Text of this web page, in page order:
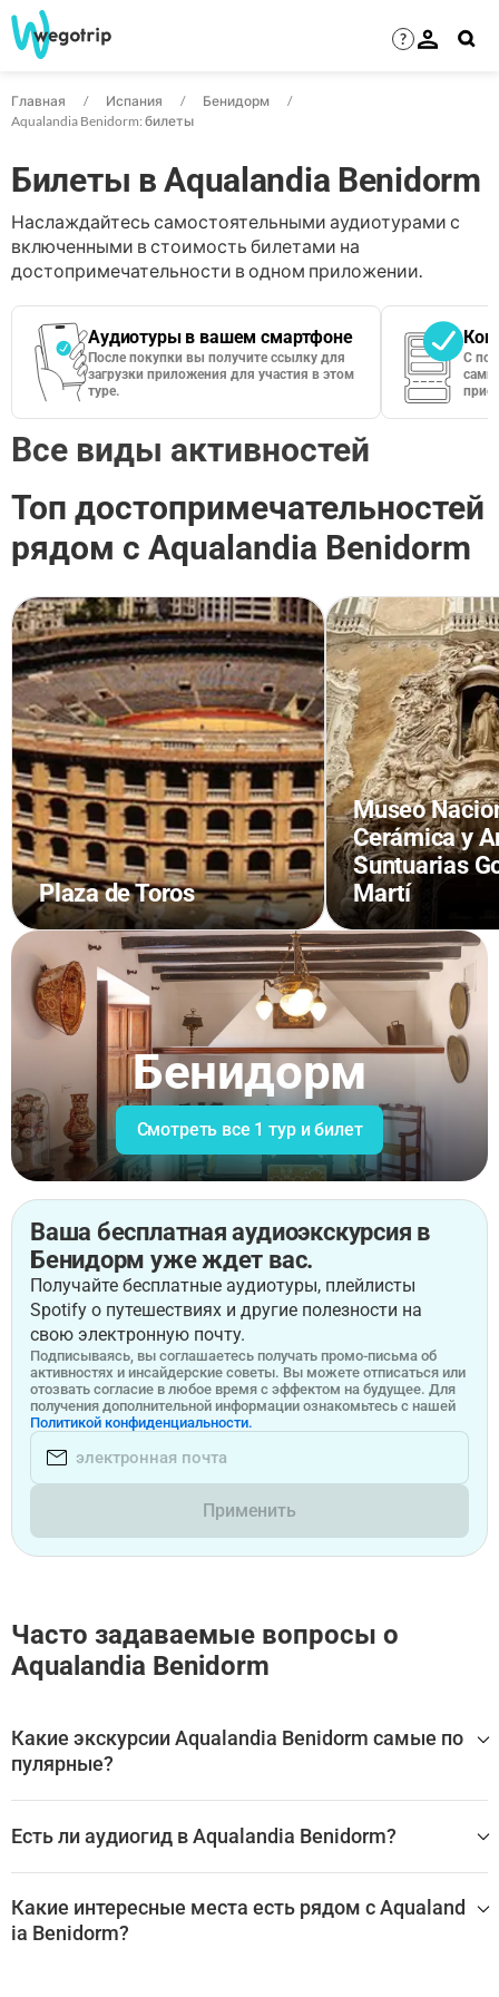
?
Главная Испания
Бенидорм
Aqualandia Benidorm: билеты
Билеты в Aqualandia Benidorm
Наслаждайтесь самостоятельными аудиотурами с
включенными в стоимость билетами на
достопримечательности в одном приложении.
Аудиотуры в вашем смартфоне
После покупки вы получите ссылку для
загрузки приложения для участия в этом
туре.
С
сами
Все виды активностей
Топ достопримечательностей
рядом с Aqualandia Benidorm
Plaza de Toros
Museo
Cerámica y
Suntuarias
Martí
Бенидорм
Смотреть все 1 тур и билет
Ваша бесплатная аудиоэкскурсия в
Бенидорм уже ждет вас.
Получайте бесплатные аудиотуры, плейлисты
Spotify о путешествиях и другие полезности на
свою электронную почту.
Подписываясь, вы соглашаетесь получать промо-письма об
активностях и инсайдерские советы. Вы можете отписаться или
отозвать согласие в любое время с эффектом на будущее. Для
получения дополнительной информации ознакомьтесь с нашей
Политикой конфиденциальности.
Применить
Часто задаваемые вопросы о
Aqualandia Benidorm
Какие экскурсии Aqualandia Benidorm самые по
пулярные?
Акваландия Бенидорм: Билет с входом без очереди
Есть ли аудиогид в Aqualandia Benidorm?
ид, который помогает самостоятельно изучить главные
залы, экспонаты и историю достопримечательности без
экскурсовода.
Какие интересные места есть рядом с Aqualand
ia Benidorm?